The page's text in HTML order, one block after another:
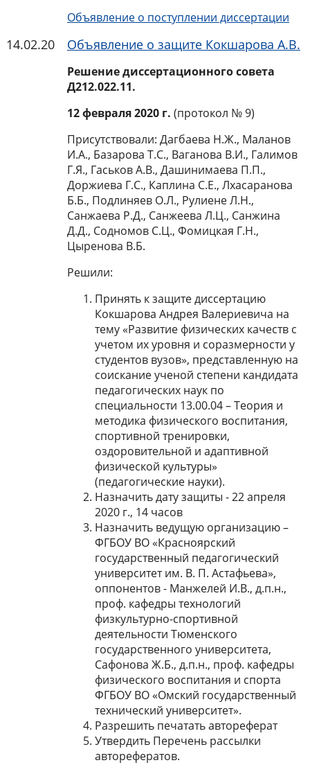
Объявление о поступлении диссертации
14.02.20 Объявление о защите Кокшарова А.В.
Решение диссертационного совета
Д212.022.11.
12 февраля 2020 г. (протокол № 9)
Присутствовали: Дагбаева Н.Ж., Маланов
И.А., Базарова Т.С., Ваганова В.И., Галимов
Г.Я., Гаськов А.В., Дашинимаева П.П.,
Доржиева Г.С., Каплина С.Е., Лхасаранова
Б.Б., Подлиняев О.Л., Рулиене Л.Н.,
Санжаева Р.Д., Санжеева Л.Ц., Санжина
Д.Д., Содномов С.Ц., Фомицкая Г.Н.,
Цыренова В.Б.
Решили:
Принять к защите диссертацию
Кокшарова Андрея Валериевича на
тему «Развитие физических качеств с
учетом их уровня и соразмерности у
студентов вузов», представленную на
соискание ученой степени кандидата
педагогических наук по
специальности 13.00.04 – Теория и
методика физического воспитания,
спортивной тренировки,
оздоровительной и адаптивной
физической культуры»
(педагогические науки).
Назначить дату защиты - 22 апреля
2020 г., 14 часов
Назначить ведущую организацию –
ФГБОУ ВО «Красноярский
государственный педагогический
университет им. В. П. Астафьева»,
оппонентов - Манжелей И.В., д.п.н.,
проф. кафедры технологий
физкультурно-спортивной
деятельности Тюменского
государственного университета,
Сафонова Ж.Б., д.п.н., проф. кафедры
физического воспитания и спорта
ФГБОУ ВО «Омский государственный
технический университет».
Разрешить печатать автореферат
Утвердить Перечень рассылки
авторефератов.